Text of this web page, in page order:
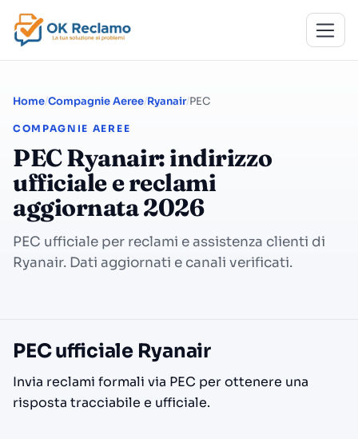
Home Compagnie Aeree Ryanair PEC
COMPAGNIE AEREE
PEC Ryanair: indirizzo
ufficiale e reclami
aggiornata 2026
PEC ufficiale per reclami e assistenza clienti di
Ryanair. Dati aggiornati e canali verificati.
PEC ufficiale Ryanair
Invia reclami formali via PEC per ottenere una
risposta tracciabile e ufficiale.